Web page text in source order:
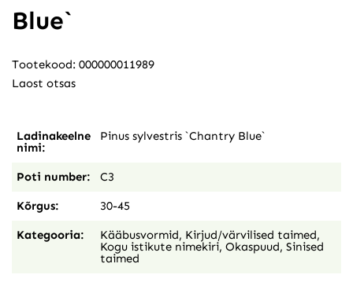
Blue`
Tootekood: 000000011989
Laost otsas
Ladinakeelne
nimi:
Pinus sylvestris `Chantry Blue`
Poti number: C3
Kõrgus: 30-45
Kategooria: Kääbusvormid, Kirjud/värvilised taimed,
Kogu istikute nimekiri, Okaspuud, Sinised
taimed